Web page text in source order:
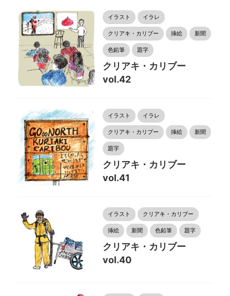
イラスト イラレ
クリアキ・カリブー 挿絵 新聞
色鉛筆 題字
クリアキ・カリブー
vol.42
イラスト イラレ
クリアキ・カリブー 挿絵 新聞
題字
クリアキ・カリブー
vol.41
イラスト クリアキ・カリブー
挿絵 新聞 色鉛筆 題字
クリアキ・カリブー
vol.40